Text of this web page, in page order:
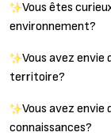
Vous êtes
environnement?
Vous avez envie
territoire?
Vous avez
connaissances?